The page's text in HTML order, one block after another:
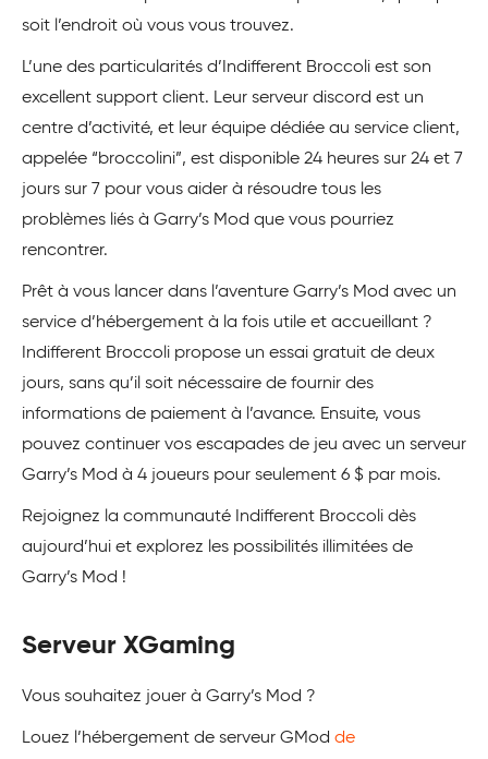
soit l’endroit où vous vous trouvez.
L’une des particularités d’Indifferent Broccoli est son
excellent support client. Leur serveur discord est un
centre d’activité, et leur équipe dédiée au service client,
appelée “broccolini”, est disponible 24 heures sur 24 et 7
jours sur 7 pour vous aider à résoudre tous les
problèmes liés à Garry’s Mod que vous pourriez
rencontrer.
Prêt à vous lancer dans l’aventure Garry’s Mod avec un
service d’hébergement à la fois utile et accueillant ?
Indifferent Broccoli propose un essai gratuit de deux
jours, sans qu’il soit nécessaire de fournir des
informations de paiement à l’avance. Ensuite, vous
pouvez continuer vos escapades de jeu avec un serveur
Garry’s Mod à 4 joueurs pour seulement 6 $ par mois.
Rejoignez la communauté Indifferent Broccoli dès
aujourd’hui et explorez les possibilités illimitées de
Garry’s Mod !
Serveur XGaming
Vous souhaitez jouer à Garry’s Mod ?
Louez l’hébergement de serveur GMod de